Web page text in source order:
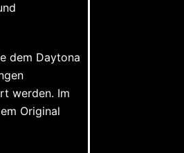
dem Daytona
werden. Im
Original